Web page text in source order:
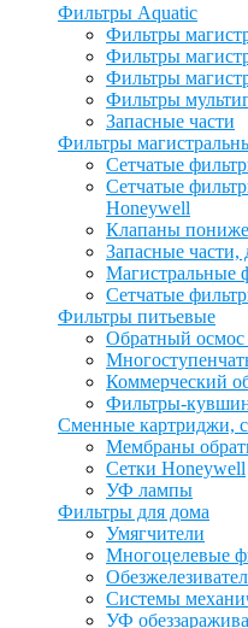
Фильтры Aquatic
Фильтры
Фильтры
Фильтры
Фильтры
Запасные части
Фильтры
Сетчатые
Сетчатые
Honeywell
Клапаны
Запасные части,
Магистральные
Сетчатые
Фильтры питьевые
Обратный
Коммерческий
Фильтры-
Сменные картриджи,
Мембраны
Сетки Honeywell
УФ лампы
Фильтры для дома
Умягчители
Многоцелевые
Системы
УФ